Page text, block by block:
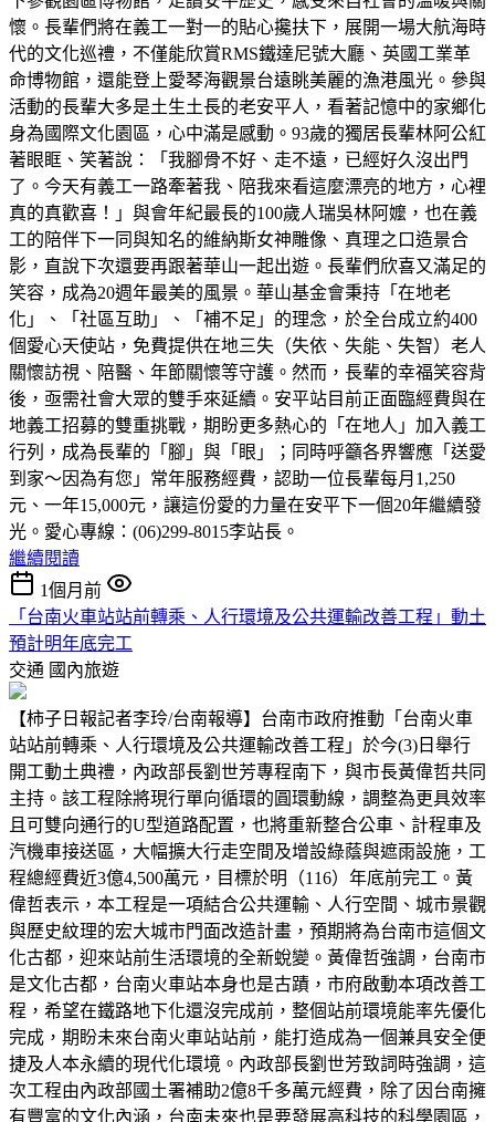
懷。長輩們將在義工一對一的貼心攙扶下，展開一場大航海時
代的文化巡禮，不僅能欣賞RMS鐵達尼號大廳、英國工業革
命博物館，還能登上愛琴海觀景台遠眺美麗的漁港風光。參與
活動的長輩大多是土生土長的老安平人，看著記憶中的家鄉化
身為國際文化園區，心中滿是感動。93歲的獨居長輩林阿公紅
著眼眶、笑著說：「我腳骨不好、走不遠，已經好久沒出門
了。今天有義工一路牽著我、陪我來看這麼漂亮的地方，心裡
真的真歡喜！」與會年紀最長的100歲人瑞吳林阿嬤，也在義
工的陪伴下一同與知名的維納斯女神雕像、真理之口造景合
影，直說下次還要再跟著華山一起出遊。長輩們欣喜又滿足的
笑容，成為20週年最美的風景。華山基金會秉持「在地老
化」、「社區互助」、「補不足」的理念，於全台成立約400
個愛心天使站，免費提供在地三失（失依、失能、失智）老人
關懷訪視、陪醫、年節關懷等守護。然而，長輩的幸福笑容背
後，亟需社會大眾的雙手來延續。安平站目前正面臨經費與在
地義工招募的雙重挑戰，期盼更多熱心的「在地人」加入義工
行列，成為長輩的「腳」與「眼」；同時呼籲各界響應「送愛
到家～因為有您」常年服務經費，認助一位長輩每月1,250
元、一年15,000元，讓這份愛的力量在安平下一個20年繼續發
光。愛心專線：(06)299-8015李站長。
繼續閱讀
1個月前
「台南火車站站前轉乘、人行環境及公共運輸改善工程」動土
預計明年底完工
交通 國內旅遊
【柿子日報記者李玲/台南報導】台南市政府推動「台南火車
站站前轉乘、人行環境及公共運輸改善工程」於今(3)日舉行
開工動土典禮，內政部長劉世芳專程南下，與市長黃偉哲共同
主持。該工程除將現行單向循環的圓環動線，調整為更具效率
且可雙向通行的U型道路配置，也將重新整合公車、計程車及
汽機車接送區，大幅擴大行走空間及增設綠蔭與遮雨設施，工
程總經費近3億4,500萬元，目標於明（116）年底前完工。黃
偉哲表示，本工程是一項結合公共運輸、人行空間、城市景觀
與歷史紋理的宏大城市門面改造計畫，預期將為台南市這個文
化古都，迎來站前生活環境的全新蛻變。黃偉哲強調，台南市
是文化古都，台南火車站本身也是古蹟，市府啟動本項改善工
程，希望在鐵路地下化還沒完成前，整個站前環境能率先優化
完成，期盼未來台南火車站站前，能打造成為一個兼具安全便
捷及人本永續的現代化環境。內政部長劉世芳致詞時強調，這
次工程由內政部國土署補助2億8千多萬元經費，除了因台南擁
有豐富的文化內涵，台南未來也是要發展高科技的科學園區，